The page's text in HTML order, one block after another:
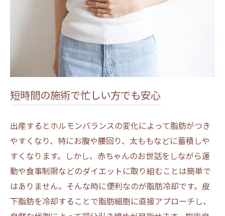
短時間の施術で忙しい方でも安心
出産するとホルモンバランスの変化によって脂肪がつき
やすくなり、特にお腹や腰回り、太ももなどに蓄積しや
すくなります。しかし、赤ちゃんのお世話をしながら運
動や食事制限などのダイエットに取り組むことは簡単で
はありません。そんな時に便利なのが脂肪冷却です。皮
下脂肪を冷却することで脂肪細胞に直接アプローチし、